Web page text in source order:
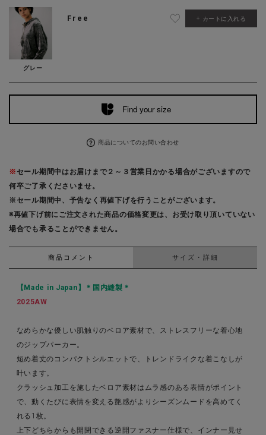
グレー
Free カートに入れる
Find your size
商品についてのお問い合わせ
※ セール期間中はお届けまで２～３営業日かかる場合がございますので
何卒ご了承くださいませ。
※セール期間中、予告なく再値下げを行うことがございます。
※再値下げ前にご注文された商品の価格変更は、お受け取り頂いていない
場合でも承ることができません。
商品コメント サイズ・詳細
【Made in Japan】＊国内縫製＊
2025AW
なめらかな優しい肌触りのベロア素材で、ストレスフリーな着心地
のジップパーカー。
短め着丈のコンパクトシルエットで、トレンドライクな着こなしが
叶います。
クラッシュ加工を施したベロア素材はムラ感のある表情がポイント
で、動くたびに表情を変える艶感がよりシーズンムードを高めてく
れる1枚。
上下どちらからも開閉できる逆開ファスナー仕様で、インナー見せ